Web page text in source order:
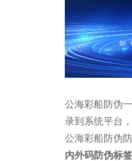
公海彩船防伪
录到系统平台
公海彩船防伪
内外码防伪标